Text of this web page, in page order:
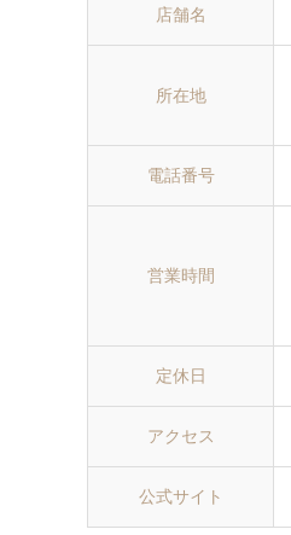
店舗名
所在地
電話番号
営業時間
定休日
アクセス
公式サイト